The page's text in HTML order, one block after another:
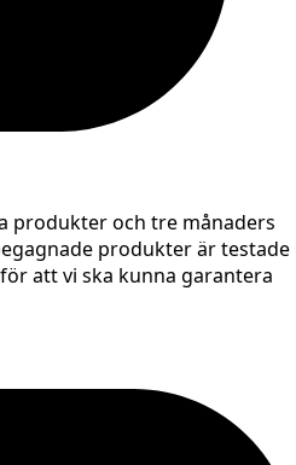
produkter och tre månaders
produkter är testade
att vi ska kunna garantera